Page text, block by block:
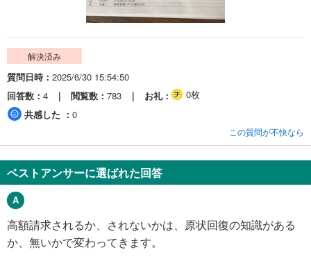
解決済み
質問日時
2025/6/30 15:54:50
回答数
4 閲覧数 783 お礼
0枚
共感した
0
この質問が不快なら
ベストアンサーに選ばれた回答
高額請求されるか、されないかは、原状回復の知識がある
か、無いかで変わってきます。